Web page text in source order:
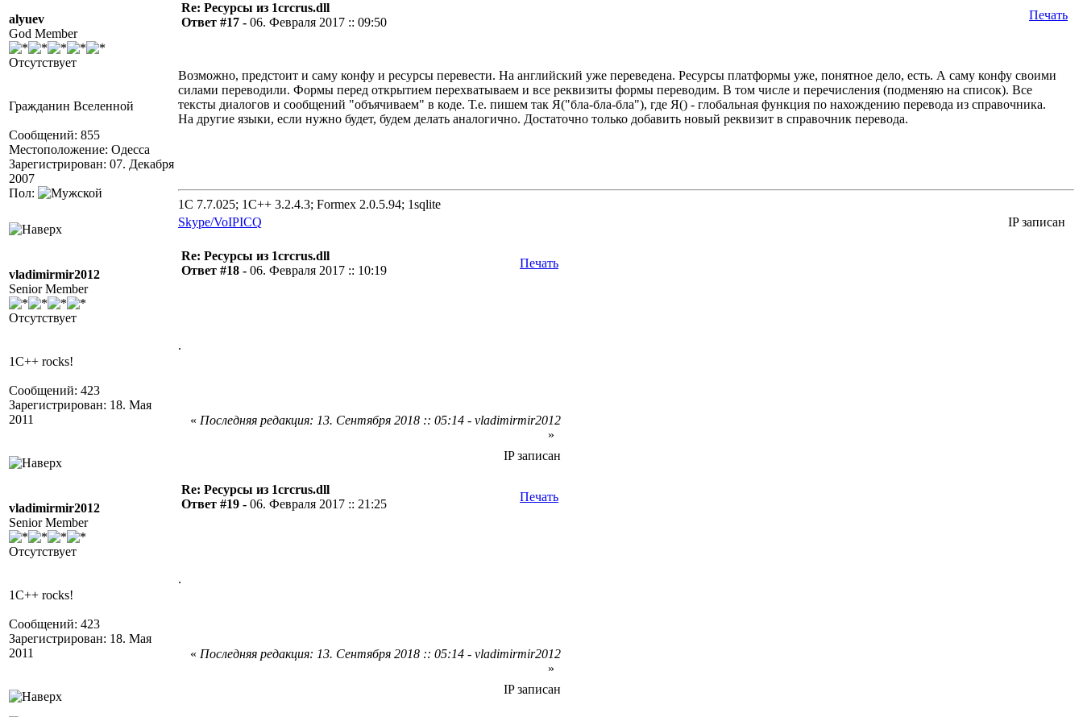
alyuev
God Member
Отсутствует
Гражданин Вселенной
Сообщений: 855
Местоположение: Одесса
Зарегистрирован: 07. Декабря
2007
Пол:
Re: Ресурсы из 1crcrus.dll
Ответ #17 - 06. Февраля 2017 :: 09:50
Печать
Возможно, предстоит и саму конфу и ресурсы перевести. На английский уже переведена. Ресурсы платформы уже, понятное дело, есть. А саму конфу своими
силами переводили. Формы перед открытием перехватываем и все реквизиты формы переводим. В том числе и перечисления (подменяю на список). Все
тексты диалогов и сообщений "объячиваем" в коде. Т.е. пишем так Я("бла-бла-бла"), где Я() - глобальная функция по нахождению перевода из справочника.
На другие языки, если нужно будет, будем делать аналогично. Достаточно только добавить новый реквизит в справочник перевода.
1C 7.7.025; 1C++ 3.2.4.3; Formex 2.0.5.94; 1sqlite
Skype/VoIPICQ IP записан
vladimirmir2012
Senior Member
Отсутствует
1C++ rocks!
Сообщений: 423
Зарегистрирован: 18. Мая
2011
Re: Ресурсы из 1crcrus.dll
Ответ #18 - 06. Февраля 2017 :: 10:19
Печать
.
« Последняя редакция: 13. Сентября 2018 :: 05:14 - vladimirmir2012
»
IP записан
vladimirmir2012
Senior Member
Отсутствует
1C++ rocks!
Сообщений: 423
Зарегистрирован: 18. Мая
2011
Re: Ресурсы из 1crcrus.dll
Ответ #19 - 06. Февраля 2017 :: 21:25
Печать
.
« Последняя редакция: 13. Сентября 2018 :: 05:14 - vladimirmir2012
»
IP записан